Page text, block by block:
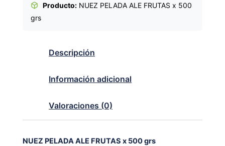
Producto: NUEZ PELADA ALE FRUTAS x 500
grs
Descripción
Información adicional
Valoraciones (0)
NUEZ PELADA ALE FRUTAS x 500 grs